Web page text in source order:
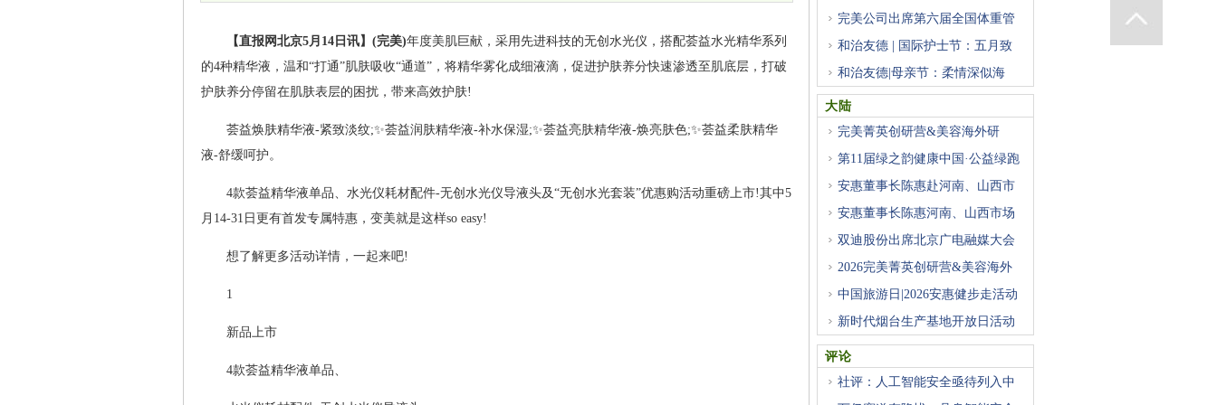
【直报网北京5月14日讯】(完美)年度美肌巨献，采用先进科技的无创水光仪，搭配荟益水光精华系列
的4种精华液，温和“打通”肌肤吸收“通道”，将精华雾化成细液滴，促进护肤养分快速渗透至肌底层，打破
护肤养分停留在肌肤表层的困扰，带来高效护肤!
荟益焕肤精华液-紧致淡纹;✨荟益润肤精华液-补水保湿;✨荟益亮肤精华液-焕亮肤色;✨荟益柔肤精华
液-舒缓呵护。
4款荟益精华液单品、水光仪耗材配件-无创水光仪导液头及“无创水光套装”优惠购活动重磅上市!其中5
月14-31日更有首发专属特惠，变美就是这样so easy!
想了解更多活动详情，一起来吧!
1
新品上市
4款荟益精华液单品、
完美公司出席第六届全国体重管
和治友德 | 国际护士节：五月致
和治友德|母亲节：柔情深似海
大陆
完美菁英创研营&美容海外研
第11届绿之韵健康中国·公益绿跑
安惠董事长陈惠赴河南、山西市
安惠董事长陈惠河南、山西市场
双迪股份出席北京广电融媒大会
2026完美菁英创研营&美容海外
中国旅游日|2026安惠健步走活动
新时代烟台生产基地开放日活动
评论
社评：人工智能安全亟待列入中